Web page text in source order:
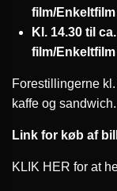
film/Enkeltfilm
Kl. 14.30 til
film/Enkeltfilm
Forestillingerne
kaffe og sandwich.
Link for køb af
KLIK HER for at